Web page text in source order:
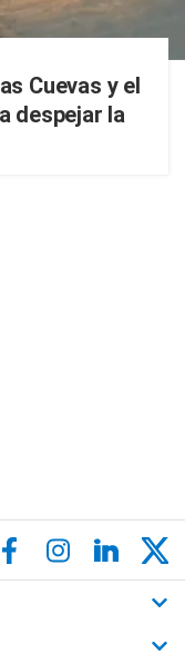
Cuevas y el
despejar la